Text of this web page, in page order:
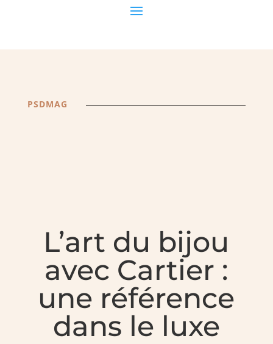
PSDMAG
L’art du bijou
avec Cartier :
une référence
dans le luxe